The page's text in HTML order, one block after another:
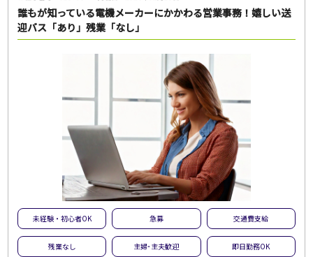
誰もが知っている電機メーカーにかかわる営業事務！嬉しい送
迎バス「あり」残業「なし」
未経験・初心者OK 急募 交通費支給
残業なし 主婦･主夫歓迎 即日勤務OK
給与
紹介予定派遣
契約社員
パート・アルバイト
正社員
無期雇用派遣
未経験・初心者OK
急募
大量募集
夜勤のお仕事
残業なし